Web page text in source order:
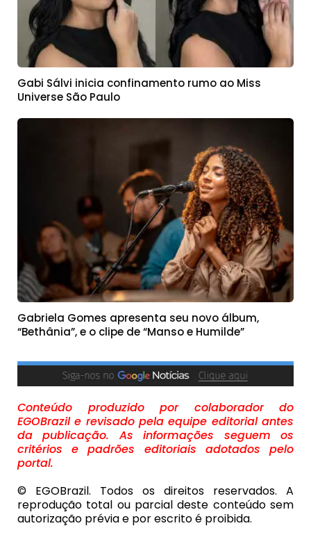
Gabi Sálvi inicia confinamento rumo ao Miss
Universe São Paulo
Gabriela Gomes apresenta seu novo álbum,
“Bethânia”, e o clipe de “Manso e Humilde”
Conteúdo produzido por colaborador do
EGOBrazil e revisado pela equipe editorial antes
da publicação. As informações seguem os
critérios e padrões editoriais adotados pelo
portal.
© EGOBrazil. Todos os direitos reservados. A
reprodução total ou parcial deste conteúdo sem
autorização prévia e por escrito é proibida.